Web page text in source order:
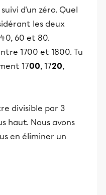
d'un zéro. Quel
les deux
60 et 80.
1700 et 1800. Tu
1700, 1720,
divisible par 3
haut. Nous avons
en éliminer un